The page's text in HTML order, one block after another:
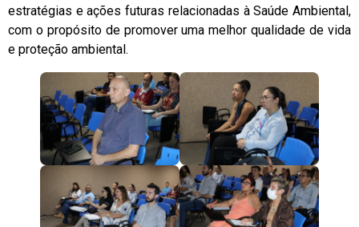
estratégias e ações futuras relacionadas à Saúde Ambiental,
com o propósito de promover uma melhor qualidade de vida
e proteção ambiental.